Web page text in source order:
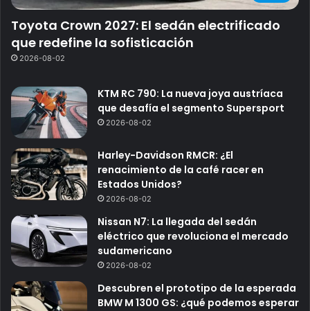
Toyota Crown 2027: El sedán electrificado
que redefine la sofisticación
2026-08-02
KTM RC 790: La nueva joya austríaca
que desafía el segmento Supersport
2026-08-02
Harley-Davidson RMCR: ¿El
renacimiento de la café racer en
Estados Unidos?
2026-08-02
Nissan N7: La llegada del sedán
eléctrico que revoluciona el mercado
sudamericano
2026-08-02
Descubren el prototipo de la esperada
BMW M 1300 GS: ¿qué podemos esperar